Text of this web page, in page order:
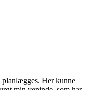
planlægges. Her kunne